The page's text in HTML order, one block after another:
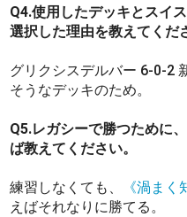
Q4.使用したデッキとスイ
選択した理由を教えてくだ
グリクシスデルバー 6-0-2
そうなデッキのため。
Q5.レガシーで勝つために
ば教えてください。
練習しなくても、 《渦まく
えばそれなりに勝てる。